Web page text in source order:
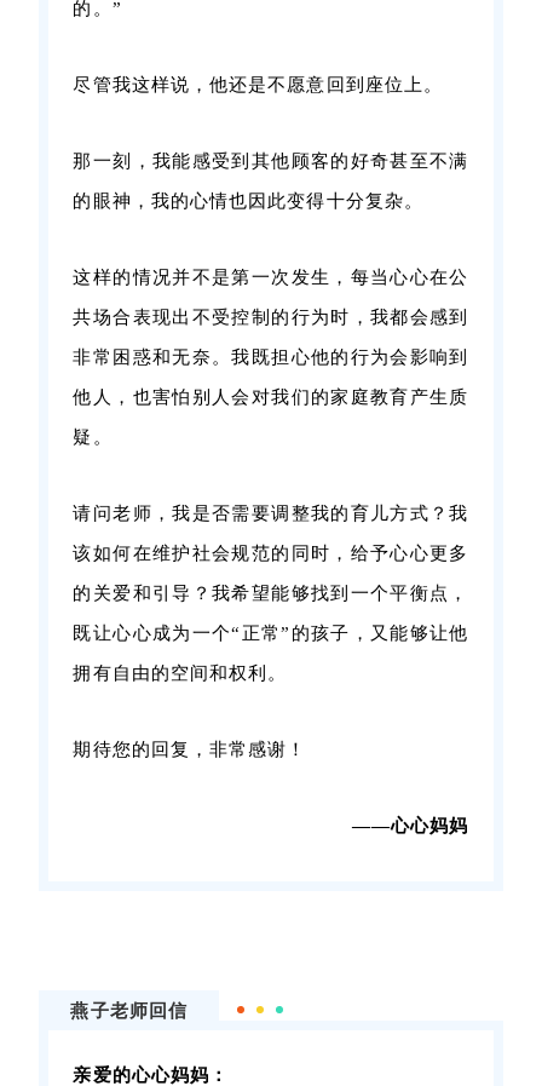
的。”
尽管我这样说，他还是不愿意回到座位上。
那一刻，我能感受到其他顾客的好奇甚至不满
的眼神，我的心情也因此变得十分复杂。
这样的情况并不是第一次发生，每当心心在公
共场合表现出不受控制的行为时，我都会感到
非常困惑和无奈。我既担心他的行为会影响到
他人，也害怕别人会对我们的家庭教育产生质
疑。
请问老师，我是否需要调整我的育儿方式？我
该如何在维护社会规范的同时，给予心心更多
的关爱和引导？我希望能够找到一个平衡点，
既让心心成为一个“正常”的孩子，又能够让他
拥有自由的空间和权利。
期待您的回复，非常感谢！
——心心妈妈
燕子老师回信
亲爱的心心妈妈：